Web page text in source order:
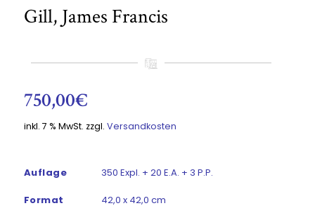
Gill, James Francis
750,00€
inkl. 7 % MwSt. zzgl. Versandkosten
Auflage 350 Expl. + 20 E.A. + 3 P.P.
Format 42,0 x 42,0 cm